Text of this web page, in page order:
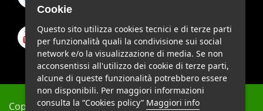
Youtube
Copyright © A.N.I.Tra.V. - C.F. 97264540580 - Tutti i
Cookie
Questo sito utilizza cookies tecnici e di terze parti
per funzionalità quali la condivisione sui social
network e/o la visualizzazione di media. Se non
acconsentissi all'utilizzo dei cookie di terze parti,
alcune di queste funzionalità potrebbero essere
non disponibili. Per maggiori informazioni
consulta la “Cookies policy” Maggiori info